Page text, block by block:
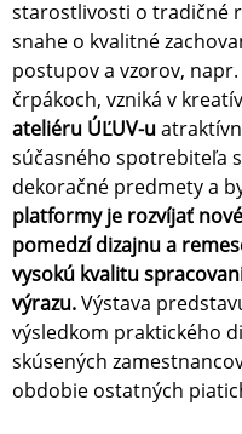
starostlivosti o tradičné
snahe o kvalitné
postupov a vzorov,
črpákoch, vzniká v
ateliéru ÚĽUV-u
súčasného spotrebiteľa
dekoračné predmety a
platformy je rozvíjať
pomedzí dizajnu a
vysokú kvalitu
výrazu.Výstava
výsledkom praktického
skúsených
obdobie ostatných